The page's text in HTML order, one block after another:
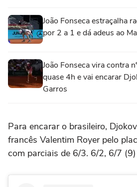
João Fonseca estraçalha
por 2 a 1 e dá adeus ao
João Fonseca vira contra
quase 4h e vai encarar
Garros
Para encarar o brasileiro,
francês Valentim Royer pelo
com parciais de 6/3. 6/2, 6/7